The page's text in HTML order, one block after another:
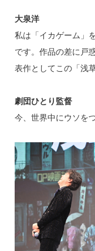
大泉洋
私は「イカゲーム」
です。作品の差に戸
表作としてこの「浅
劇団ひとり監督
今、世界中にウソを